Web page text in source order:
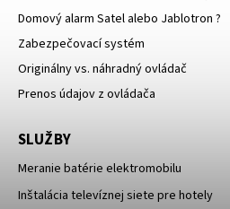
Domový alarm Satel alebo Jablotron ?
Zabezpečovací systém
Originálny vs. náhradný ovládač
Prenos údajov z ovládača
SLUŽBY
Meranie batérie elektromobilu
Inštalácia televíznej siete pre hotely